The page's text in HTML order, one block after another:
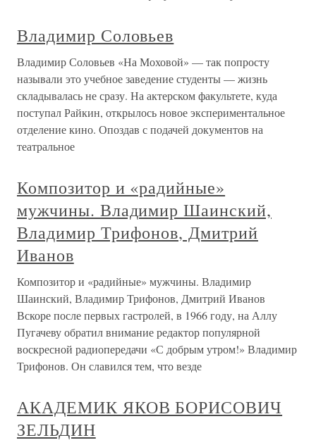
Владимир Соловьев
Владимир Соловьев «На Моховой» — так попросту
называли это учебное заведение студенты — жизнь
складывалась не сразу. На актерском факультете, куда
поступал Райкин, открылось новое экспериментальное
отделение кино. Опоздав с подачей документов на
театральное
Композитор и «радийные»
мужчины. Владимир Шаинский,
Владимир Трифонов, Дмитрий
Иванов
Композитор и «радийные» мужчины. Владимир
Шаинский, Владимир Трифонов, Дмитрий Иванов
Вскоре после первых гастролей, в 1966 году, на Аллу
Пугачеву обратил внимание редактор популярной
воскресной радиопередачи «С добрым утром!» Владимир
Трифонов. Он славился тем, что везде
АКАДЕМИК ЯКОВ БОРИСОВИЧ
ЗЕЛЬДИН